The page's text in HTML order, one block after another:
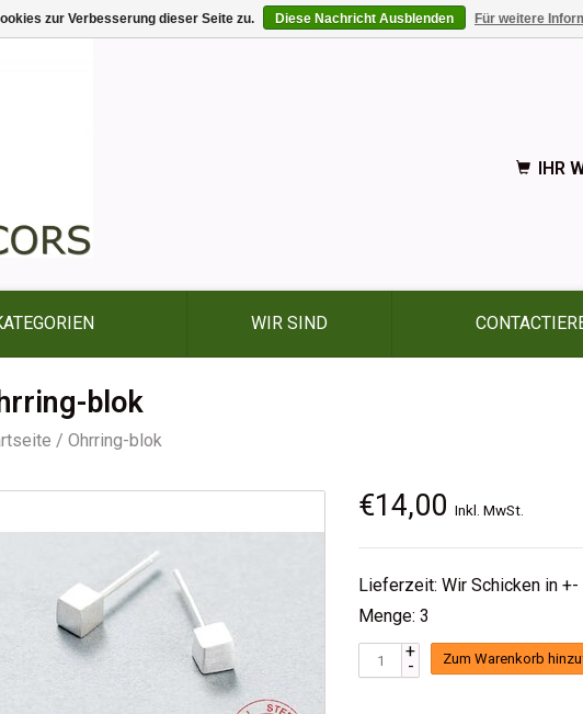
IHR
WIR SIND
blok
/ Ohrring-blok
€14,00Inkl. MwSt.
Lieferzeit: Wir Schicken in
Menge: 3
+
- Zum Warenkorb
zur Verbesserung dieser Seite zu. Diese Nachricht Ausblenden Für weitere